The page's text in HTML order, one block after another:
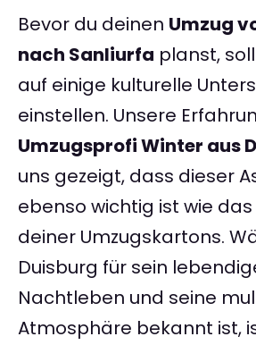
Bevor du deinen Umzug
nach Sanliurfa planst,
auf einige kulturelle
einstellen. Unsere
Umzugsprofi Winter aus
uns gezeigt, dass dieser
ebenso wichtig ist wie
deiner Umzugskartons.
Duisburg für sein
Nachtleben und seine
Atmosphäre bekannt ist,